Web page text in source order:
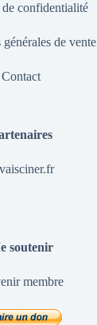
confidentialité
de vente
Contact
soutenir
membre